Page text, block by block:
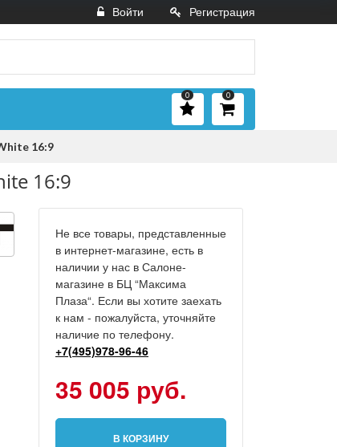
Войти Регистрация
0
0
16:9
16:9
Не все товары, представленные
в интернет-магазине, есть в
наличии у нас в Салоне-
магазине в БЦ “Максима
Плаза“. Если вы хотите заехать
к нам - пожалуйста, уточняйте
наличие по телефону.
+7(495)978-96-46
35 005 руб.
В КОРЗИНУ